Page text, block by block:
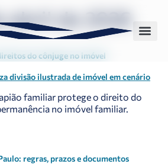
abril de 2026
do cônjuge no imóvel
familiar protege o direito do
no imóvel familiar.
regras, prazos e documentos